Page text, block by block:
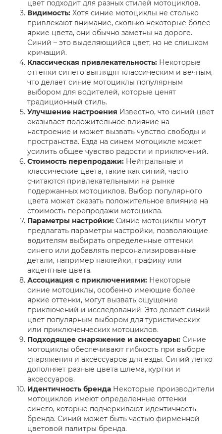
цвет подходит для разных стилей мотоциклов.
Видимость: Хотя синие мотоциклы не столько
привлекают внимание, сколько некоторые более
яркие цвета, они обычно заметны на дороге.
Синий – это выделяющийся цвет, но не слишком
кричащий.
Классическая привлекательность: Некоторые
оттенки синего выглядят классическим и вечным,
что делает синие мотоциклы популярным
выбором для водителей, которые ценят
традиционный стиль.
Улучшение настроения Известно, что синий цвет
оказывает положительное влияние на
настроение и может вызвать чувство свободы и
пространства. Езда на синем мотоцикле может
усилить общее чувство радости и приключений.
Стоимость перепродажи: Нейтральные и
классические цвета, такие как синий, часто
считаются привлекательными на рынке
подержанных мотоциклов. Выбор популярного
цвета может оказать положительное влияние на
стоимость перепродажи мотоцикла.
Параметры настройки: Синие мотоциклы могут
предлагать параметры настройки, позволяющие
водителям выбирать определенные оттенки
синего или добавлять персонализированные
детали, например наклейки, графику или
акцентные цвета.
Ассоциация с приключениями: Некоторые
синие мотоциклы, особенно имеющие более
яркие оттенки, могут вызвать ощущение
приключений и исследований. Это делает синий
цвет популярным выбором для туристических
или приключенческих мотоциклов.
Подходящее снаряжение и аксессуары: Синие
мотоциклы обеспечивают гибкость при выборе
снаряжения и аксессуаров для езды. Синий легко
дополняет разные цвета шлема, куртки и
аксессуаров.
Идентичность бренда Некоторые производители
мотоциклов имеют определенные оттенки
синего, которые подчеркивают идентичность
бренда. Синий может быть частью фирменной
цветовой палитры бренда.